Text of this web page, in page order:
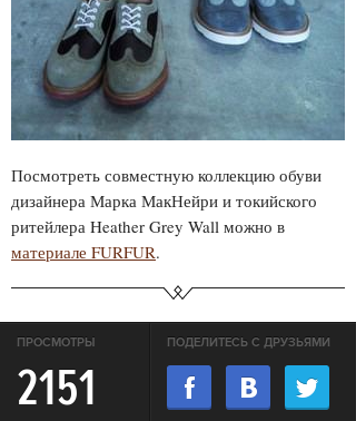
Посмотреть совместную коллекцию обуви
дизайнера Марка МакНейри и токийского
ритейлера Heather Grey Wall можно в
материале FURFUR.
ПРОСМОТРЫ
2151
ПОДЕЛИТЕСЬ С ДРУЗЬЯМИ